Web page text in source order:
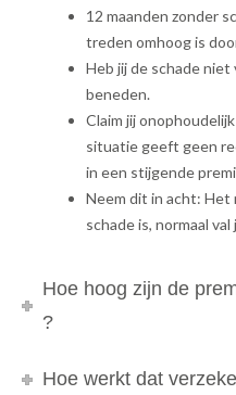
12 maanden zonder
treden omhoog is
Heb jij de schade niet
beneden.
Claim jij
situatie geeft geen
in een stijgende
Neem dit in acht:
schade is, normaal
Hoe hoog zijn de
?
Hoe werkt dat